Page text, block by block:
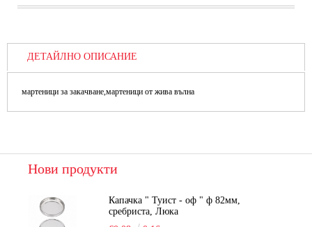
ДЕТАЙЛНО ОПИСАНИЕ
мартеници за закачване,мартеници от жива вълна
Нови продукти
Капачка " Туист - оф " ф 82мм,
сребриста, Люка